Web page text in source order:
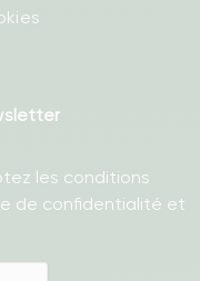
les conditions
de confidentialité et